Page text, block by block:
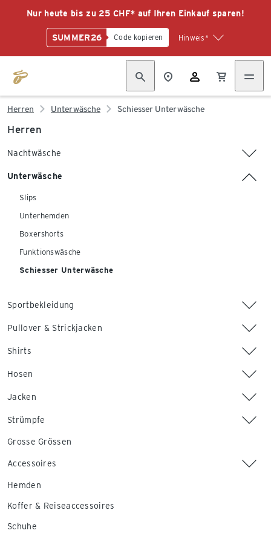
Nur heute bis zu 25 CHF* auf Ihren Einkauf sparen!
SUMMER26 Code kopieren Hinweis*
Herren Unterwäsche Schiesser Unterwäsche
Herren
Nachtwäsche
Unterwäsche
Slips
Unterhemden
Boxershorts
Funktionswäsche
Schiesser Unterwäsche
Sportbekleidung
Pullover & Strickjacken
Shirts
Hosen
Jacken
Strümpfe
Grosse Grössen
Accessoires
Hemden
Koffer & Reiseaccessoires
Schuhe